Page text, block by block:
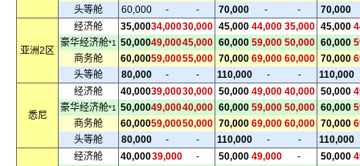
头等舱
60,000 - - 70,000 - - 70,000
亚洲2区
经济舱 35,00034,00030,000 45,000 44,000 35,000 45,000
豪华经济舱*1 50,00049,00045,000 60,000 59,000 50,000 60,000
商务舱
60,00059,00055,000 70,000 69,000 60,000 70,000
头等舱
80,000 - - 110,000 - - 110,000
悉尼
经济舱 40,00039,00030,000 50,000 49,000 40,000 50,000
豪华经济舱*1 50,00049,00040,000 60,000 59,000 50,000 60,000
商务舱
60,00059,00050,000 70,000 69,000 60,000 70,000
头等舱
80,000 - - 110,000 - - 110,000
经济舱 40,00039,000 - 50,000 49,000 - 50,000